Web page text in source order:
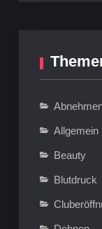
Allgemein
Beauty
Blutdruck